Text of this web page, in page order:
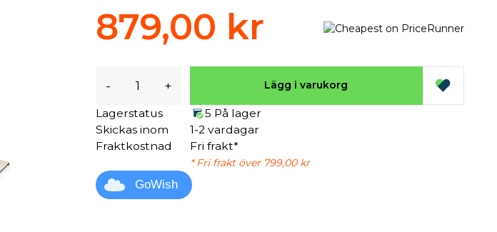
879,00 kr
- + Lägg i varukorg
Lagerstatus
5 På lager
Skickas inom
1-2 vardagar
Fraktkostnad
Fri frakt*
* Fri frakt över 799,00 kr
GoWish